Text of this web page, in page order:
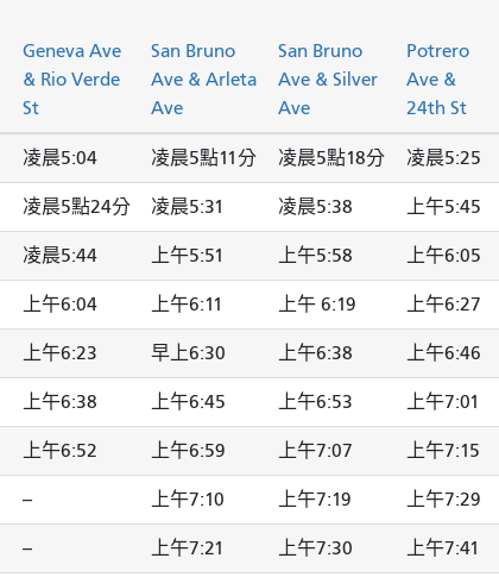
Geneva Ave
& Rio Verde
St
San Bruno
Ave & Arleta
Ave
San Bruno
Ave & Silver
Ave
Potrero
Ave &
24th St
凌晨5:04 凌晨5點11分 凌晨5點18分 凌晨5:25
凌晨5點24分 凌晨5:31 凌晨5:38 上午5:45
凌晨5:44 上午5:51 上午5:58 上午6:05
上午6:04 上午6:11 上午 6:19 上午6:27
上午6:23 早上6:30 上午6:38 上午6:46
上午6:38 上午6:45 上午6:53 上午7:01
上午6:52 上午6:59 上午7:07 上午7:15
-- 上午7:10 上午7:19 上午7:29
-- 上午7:21 上午7:30 上午7:41